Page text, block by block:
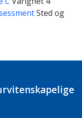
Sted og